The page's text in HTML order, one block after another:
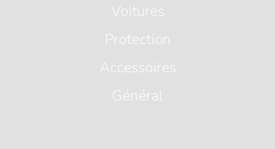
Voitures
Protection
Accessoires
Général